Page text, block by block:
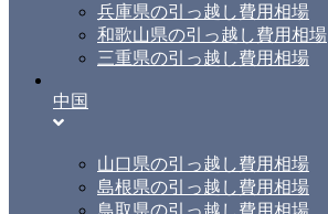
兵庫県の引っ越し費用相場
和歌山県の引っ越し費用相場
三重県の引っ越し費用相場
中国
山口県の引っ越し費用相場
島根県の引っ越し費用相場
鳥取県の引っ越し費用相場